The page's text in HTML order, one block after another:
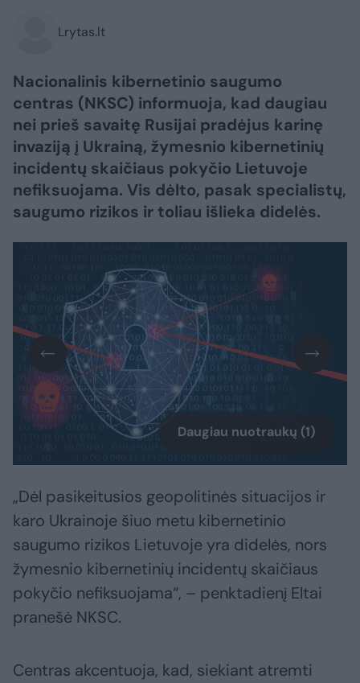
Lrytas.lt
Nacionalinis kibernetinio saugumo
centras (NKSC) informuoja, kad daugiau
nei prieš savaitę Rusijai pradėjus karinę
invaziją į Ukrainą, žymesnio kibernetinių
incidentų skaičiaus pokyčio Lietuvoje
nefiksuojama. Vis dėlto, pasak specialistų,
saugumo rizikos ir toliau išlieka didelės.
Daugiau nuotraukų (1)
„Dėl pasikeitusios geopolitinės situacijos ir
karo Ukrainoje šiuo metu kibernetinio
saugumo rizikos Lietuvoje yra didelės, nors
žymesnio kibernetinių incidentų skaičiaus
pokyčio nefiksuojama“, – penktadienį Eltai
pranešė NKSC.
Centras akcentuoja, kad, siekiant atremti